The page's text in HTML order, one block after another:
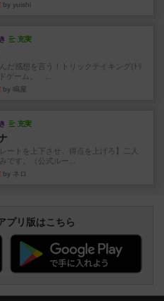
by yuishi
充実
だ感想を言う！トリックテイキング(ﾄﾘ
ゲーム。 ...
by 鳴屋
充実
レートを上下させ、得点を上げろ】二人
です。（公式ルー...
by ネロ
プリ版はこちら